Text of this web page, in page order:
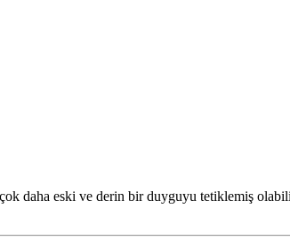
daha eski ve derin bir duyguyu tetiklemiş